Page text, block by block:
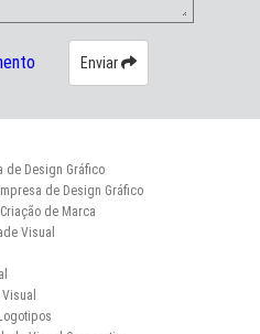
Enviar
de Design Gráfico
de Design Gráfico
de Marca
Visual